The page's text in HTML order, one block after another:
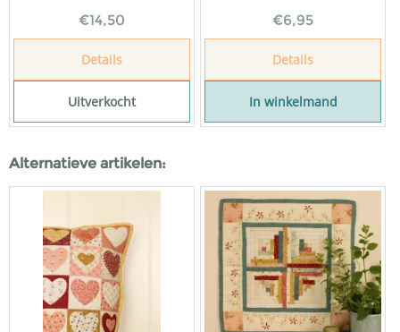
€14,50
Details
Uitverkocht
€6,95
Details
In winkelmand
Alternatieve artikelen: